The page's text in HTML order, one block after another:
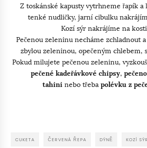
Z toskánské kapusty vytrhneme řapík a
tenké nudličky, jarní cibulku
Kozí sýr nakrájíme na
Pečenou zeleninu necháme zchladnout
zbylou zeleninou, opečeným chlebem,
Pokud milujete pečenou zeleninu,
pečené kadeřávkové chipsy,
tahini nebo třeba polévku z
CUKETA ČERVENÁ ŘEPA DÝNĚ KOZÍ SÝR